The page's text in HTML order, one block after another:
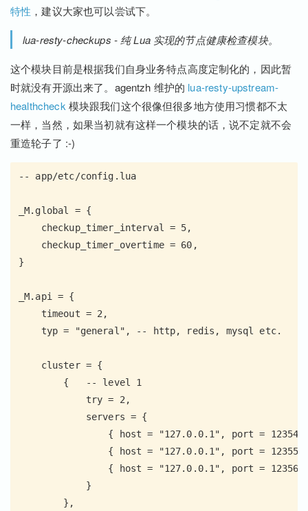
特性 ，建议大家也可以尝试下。
lua-resty-checkups - 纯 Lua 实现的节点健康检查模块。
这个模块目前是根据我们自身业务特点高度定制化的，因此暂
时就没有开源出来了。agentzh 维护的 lua-resty-upstream-
healthcheck 模块跟我们这个很像但很多地方使用习惯都不太
一样，当然，如果当初就有这样一个模块的话，说不定就不会
重造轮子了 :-)
-- app/etc/config.lua
_M.global = {
    checkup_timer_interval = 5,
    checkup_timer_overtime = 60,
}
_M.api = {
    timeout = 2,
    typ = "general", -- http, redis, mysql etc.
    cluster = {
        {   -- level 1
            try = 2,
            servers = {
{ host = "127.0.0.1", port = 12354
{ host = "127.0.0.1", port = 12355
{ host = "127.0.0.1", port = 12356
            }
        },